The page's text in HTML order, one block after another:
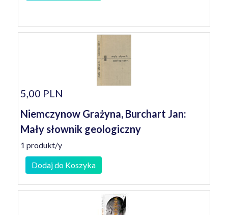
5,00 PLN
Niemczynow Grażyna, Burchart Jan:
Mały słownik geologiczny
1 produkt/y
Dodaj do Koszyka